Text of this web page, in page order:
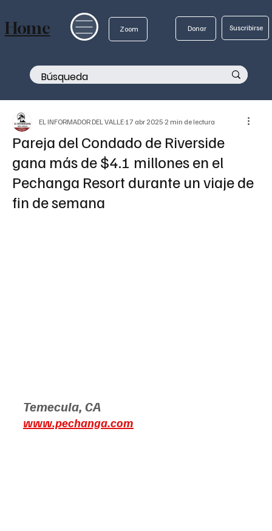
Zoom Donar Suscribirse
Home
Pareja del Condado de Riverside
gana más de $4.1 millones en el
Pechanga Resort durante un viaje de
fin de semana
EL INFORMADOR DEL VALLE 17 abr 2025 2 min de lectura
Temecula, CA
www.pechanga.com